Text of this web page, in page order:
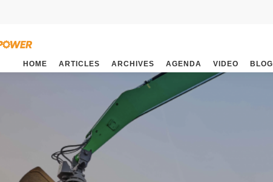
HOME ARTICLES ARCHIVES AGENDA VIDEO BLOG